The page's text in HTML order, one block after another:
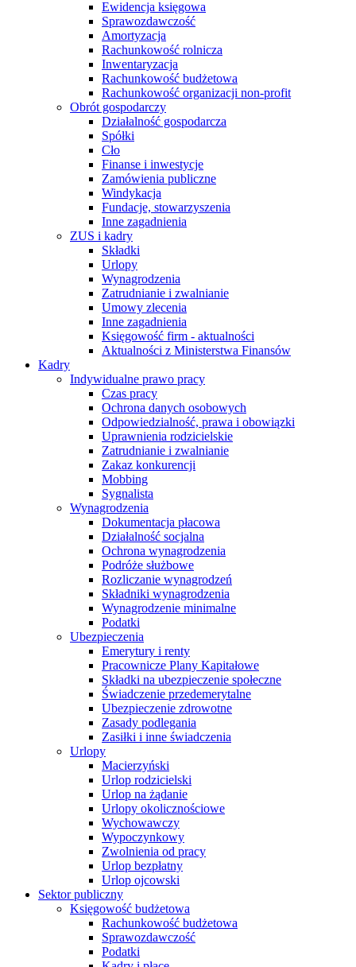
Ewidencja księgowa
Sprawozdawczość
Amortyzacja
Rachunkowość rolnicza
Inwentaryzacja
Rachunkowość budżetowa
Rachunkowość organizacji non-profit
Obrót gospodarczy
Działalność gospodarcza
Spółki
Cło
Finanse i inwestycje
Zamówienia publiczne
Windykacja
Fundacje, stowarzyszenia
Inne zagadnienia
ZUS i kadry
Składki
Urlopy
Wynagrodzenia
Zatrudnianie i zwalnianie
Umowy zlecenia
Inne zagadnienia
Księgowość firm - aktualności
Aktualności z Ministerstwa Finansów
Kadry
Indywidualne prawo pracy
Czas pracy
Ochrona danych osobowych
Odpowiedzialność, prawa i obowiązki
Uprawnienia rodzicielskie
Zatrudnianie i zwalnianie
Zakaz konkurencji
Mobbing
Sygnalista
Wynagrodzenia
Dokumentacja płacowa
Działalność socjalna
Ochrona wynagrodzenia
Podróże służbowe
Rozliczanie wynagrodzeń
Składniki wynagrodzenia
Wynagrodzenie minimalne
Podatki
Ubezpieczenia
Emerytury i renty
Pracownicze Plany Kapitałowe
Składki na ubezpieczenie społeczne
Świadczenie przedemerytalne
Ubezpieczenie zdrowotne
Zasady podlegania
Zasiłki i inne świadczenia
Urlopy
Macierzyński
Urlop rodzicielski
Urlop na żądanie
Urlopy okolicznościowe
Wychowawczy
Wypoczynkowy
Zwolnienia od pracy
Urlop bezpłatny
Urlop ojcowski
Sektor publiczny
Księgowość budżetowa
Rachunkowość budżetowa
Sprawozdawczość
Podatki